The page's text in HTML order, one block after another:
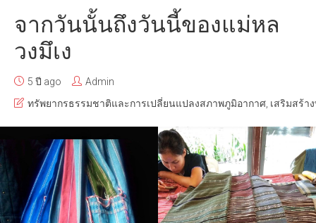
จากวันนั้นถึงวันนี้ของแม่หล
วงมึเง
5 ปี ago
Admin
ทรัพยากรธรรมชาติและการเปลี่ยนแปลงสภาพภูมิอากาศ เสริมสร้า